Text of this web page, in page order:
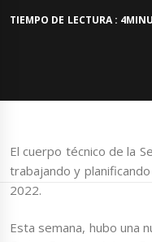
TIEMPO DE LECTURA :
El cuerpo técnico de la
trabajando y
2022.
Esta semana, hubo una